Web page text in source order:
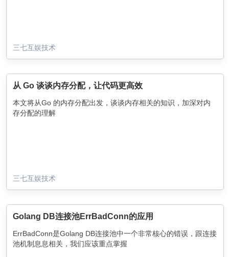
三七互娱技术
从 Go 谈谈内存分配，让代码更高效
本文将从Go 的内存分配出发，谈谈内存相关的知识，加深对内
存分配的理解
三七互娱技术
Golang DB连接池ErrBadConn的应用
ErrBadConn是Golang DB连接池中一个非常核心的错误，跟连接
池机制息息相关，我们应该重点掌握